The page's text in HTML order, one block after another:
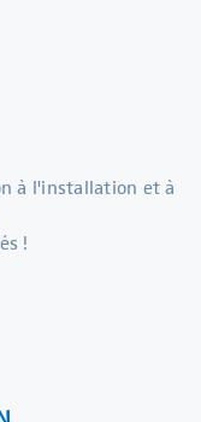
à l'installation et à
!